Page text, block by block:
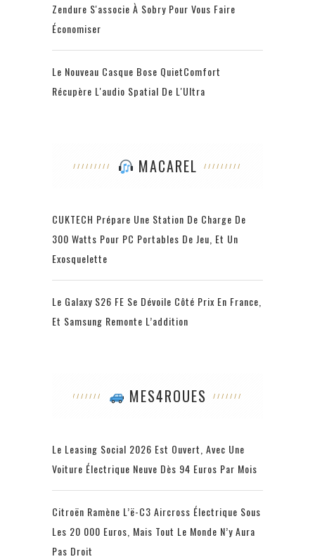
Zendure S'associe À Sobry Pour Vous Faire
Économiser
Le Nouveau Casque Bose QuietComfort
Récupère L'audio Spatial De L'Ultra
MACAREL
CUKTECH Prépare Une Station De Charge De
300 Watts Pour PC Portables De Jeu, Et Un
Exosquelette
Le Galaxy S26 FE Se Dévoile Côté Prix En France,
Et Samsung Remonte L’addition
MES4ROUES
Le Leasing Social 2026 Est Ouvert, Avec Une
Voiture Électrique Neuve Dès 94 Euros Par Mois
Citroën Ramène L’ë-C3 Aircross Électrique Sous
Les 20 000 Euros, Mais Tout Le Monde N’y Aura
Pas Droit